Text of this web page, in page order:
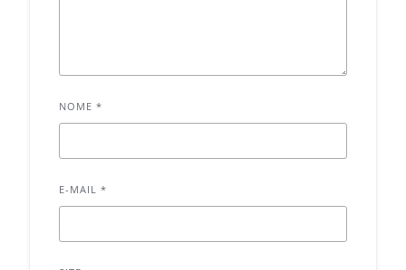
NOME *
E-MAIL *